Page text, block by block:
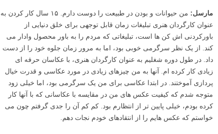
مارسل:
من حیوانات و بودن در طبیعت را دوست دارم. ۱۵ سال کار کردن به
عنوان کارگردان هنری تبلیغات زمان قابل توجهی برای خلق دنیایی از
باورکردنی اش کن ها است، تبلیغاتی که مردم را به باور محصول وادار می
کند. از یک نظر سرگرمی خوبی بود، اما به مرور زمان جلوه خود را از دست
داد. در طول دوره شغلیم به عنوان کارگردان هنری، با عکاسان حرفه ای
زیادی کار کرده ام. آنها به من چیزهای زیادی در مورد عکاسی و قدرت خیال
پردازی آموختند. در ابتدا عکاسی برای من یک سرگرمی بود، اما خیلی زود
متوجه شدم که کیفیت عکس های من در مقایسه با عکاسانی که با آنها کار
کرده بودم، خیلی پایین تر از انتظارم بود. کم کم آن را جدی گرفتم چون می
خواستم که عکس هایم را از انتقادهای خودم نجات دهم.